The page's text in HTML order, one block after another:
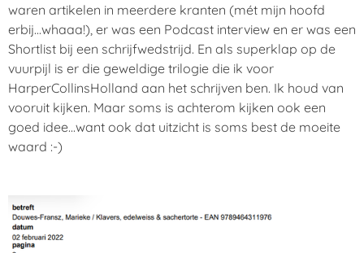
waren artikelen in meerdere kranten (mét mijn hoofd
erbij...whaaa!), er was een Podcast interview en er was een
Shortlist bij een schrijfwedstrijd. En als superklap op de
vuurpijl is er die geweldige trilogie die ik voor
HarperCollinsHolland aan het schrijven ben. Ik houd van
vooruit kijken. Maar soms is achterom kijken ook een
goed idee...want ook dat uitzicht is soms best de moeite
waard :-)